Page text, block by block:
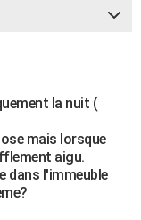
la nuit (
mais lorsque
aigu.
dans l'immeuble